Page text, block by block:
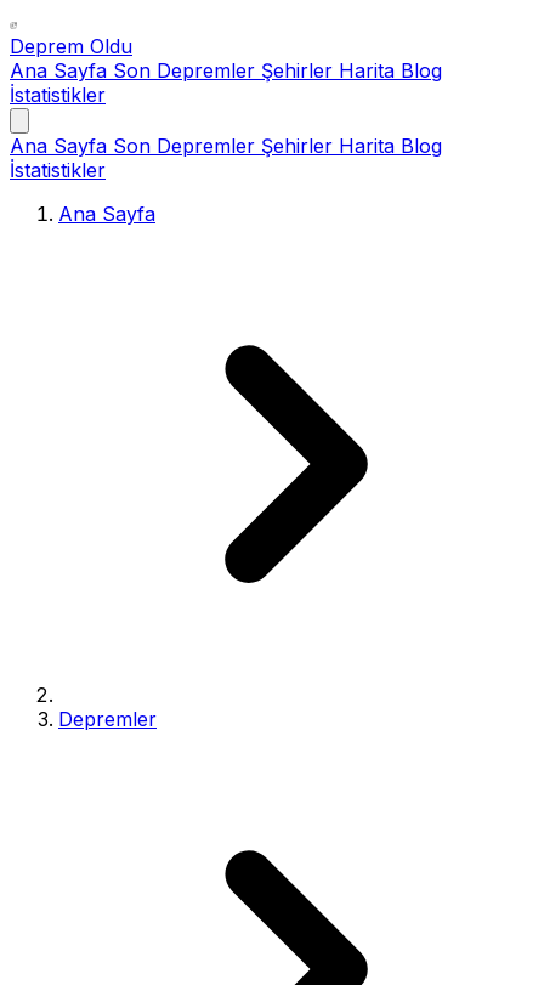
Deprem Oldu
Ana Sayfa Son Depremler Şehirler Harita Blog
İstatistikler
Ana Sayfa Son Depremler Şehirler Harita Blog
İstatistikler
Ana Sayfa
Depremler